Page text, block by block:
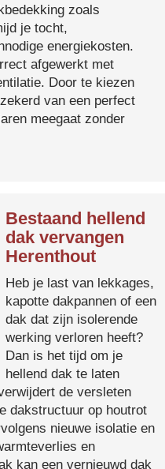
zoals
je tocht,
energiekosten.
afgewerkt met
Door te kiezen
van een perfect
meegaat zonder
Bestaand hellend
dak vervangen
Herenthout
Heb je last van lekkages,
kapotte dakpannen of een
dak dat zijn isolerende
werking verloren heeft?
Dan is het tijd om je
hellend dak te laten
de versleten
dakstructuur op houtrot
nieuwe isolatie en
en
kan een vernieuwd dak